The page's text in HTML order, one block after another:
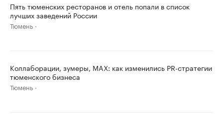
Пять тюменских ресторанов и отель попали в список
лучших заведений России
Тюмень
Коллаборации, зумеры, MAX: как изменились PR-стратегии
тюменского бизнеса
Тюмень